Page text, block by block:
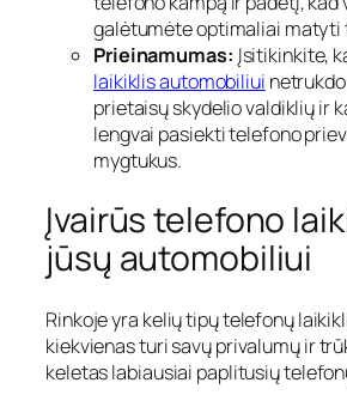
galėtumėte optimaliai matyti
Prieinamumas: Įsitikinkite,
laikiklis automobiliui
prietaisų skydelio valdiklių ir
lengvai pasiekti telefono
mygtukus.
Įvairūs telefono
jūsų automobiliui
Rinkoje yra kelių tipų telefonų
kiekvienas turi savų privalumų ir
keletas labiausiai paplitusių